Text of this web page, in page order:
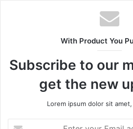
With Product You
Subscribe to our
get the new
Lorem ipsum dolor sit